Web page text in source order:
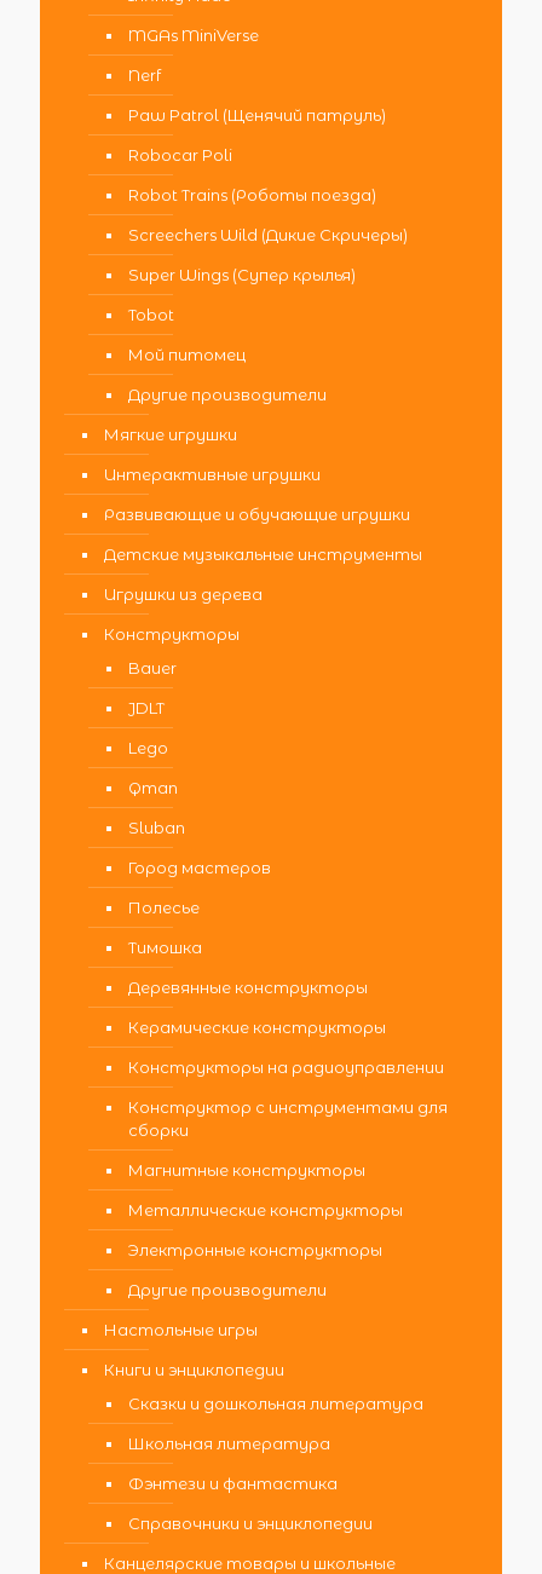
MGAs MiniVerse
Nerf
Paw Patrol (Щенячий патруль)
Robocar Poli
Robot Trains (Роботы поезда)
Screechers Wild (Дикие Скричеры)
Super Wings (Супер крылья)
Tobot
Мой питомец
Другие производители
Мягкие игрушки
Интерактивные игрушки
Развивающие и обучающие игрушки
Детские музыкальные инструменты
Игрушки из дерева
Конструкторы
Bauer
JDLT
Lego
Qman
Sluban
Город мастеров
Полесье
Тимошка
Деревянные конструкторы
Керамические конструкторы
Конструкторы на радиоуправлении
Конструктор с инструментами для
сборки
Магнитные конструкторы
Металлические конструкторы
Электронные конструкторы
Другие производители
Настольные игры
Книги и энциклопедии
Сказки и дошкольная литература
Школьная литература
Фэнтези и фантастика
Справочники и энциклопедии
Канцелярские товары и школьные